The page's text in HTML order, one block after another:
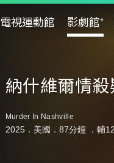
電視運動館 影劇館⁺
納什維爾情
Murder In Nashville
2025．美國．87分鐘 ． 輔